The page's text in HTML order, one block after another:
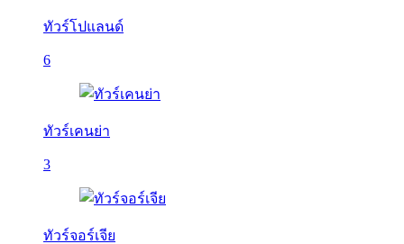
ทัวร์โปแลนด์
6
ทัวร์เคนย่า
3
ทัวร์จอร์เจีย